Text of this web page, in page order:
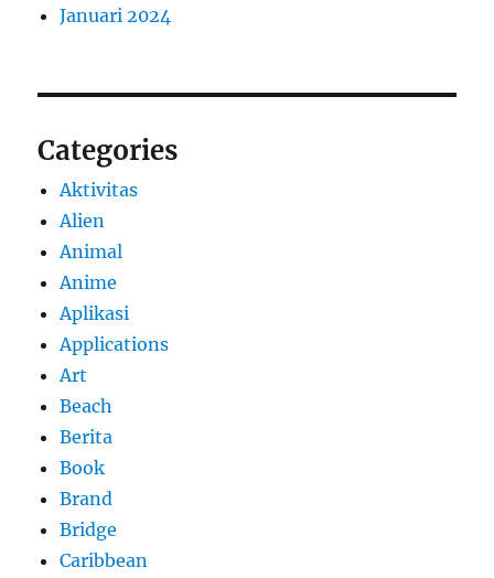
Januari 2024
Categories
Aktivitas
Alien
Animal
Anime
Aplikasi
Applications
Art
Beach
Berita
Book
Brand
Bridge
Caribbean